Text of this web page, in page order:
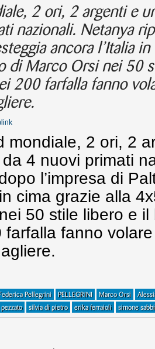
2 ori, 2 argenti e
nazionali. Netanya
ancora l’Italia
di Marco Orsi nei 50
200 farfalla fanno
mondiale, 2 ori, 2
da 4 nuovi primati
l’impresa di
cima grazie alla
50 stile libero e
farfalla fanno
Federica Pellegrini PELLEGRINI Marco Orsi
pezzato silvia di pietro erika ferraioli simone